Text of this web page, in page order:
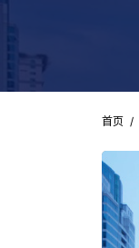
首页 /